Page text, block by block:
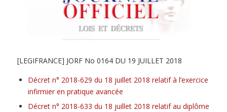
[LEGIFRANCE] JORF No 0164 DU 19 JUILLET 2018
Décret n° 2018-629 du 18 juillet 2018 relatif à l’exercice
infirmier en pratique avancée
Décret n° 2018-633 du 18 juillet 2018 relatif au diplôme